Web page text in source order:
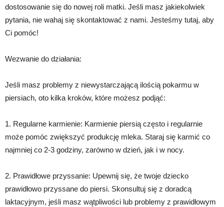
dostosowanie się do nowej roli matki. Jeśli masz jakiekolwiek
pytania, nie wahaj się skontaktować z nami. Jesteśmy tutaj, aby
Ci pomóc!
Wezwanie do działania:
Jeśli masz problemy z niewystarczającą ilością pokarmu w
piersiach, oto kilka kroków, które możesz podjąć:
1. Regularne karmienie: Karmienie piersią często i regularnie
może pomóc zwiększyć produkcję mleka. Staraj się karmić co
najmniej co 2-3 godziny, zarówno w dzień, jak i w nocy.
2. Prawidłowe przyssanie: Upewnij się, że twoje dziecko
prawidłowo przyssane do piersi. Skonsultuj się z doradcą
laktacyjnym, jeśli masz wątpliwości lub problemy z prawidłowym